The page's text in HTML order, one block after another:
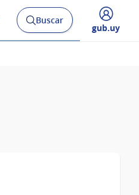
Abrir
buscador
Buscar
Desplegar
gub.uy